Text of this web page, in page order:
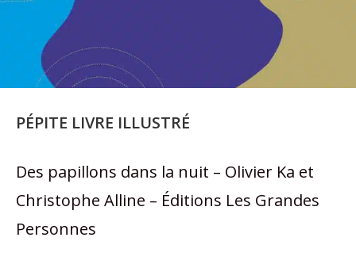
PÉPITE LIVRE ILLUSTRÉ
Des papillons dans la nuit – Olivier Ka et
Christophe Alline – Éditions Les Grandes
Personnes